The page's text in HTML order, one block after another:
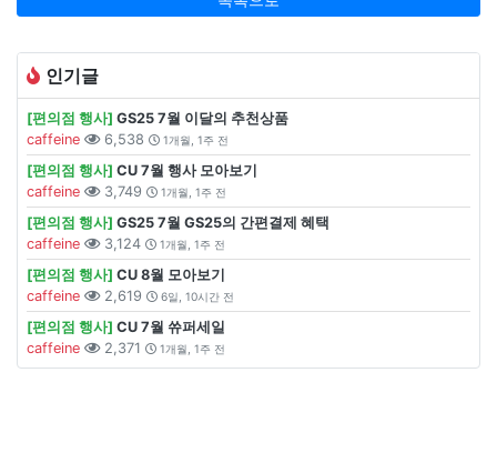
인기글
[편의점 행사] GS25 7월 이달의 추천상품
caffeine
6,538 1개월, 1주 전
[편의점 행사] CU 7월 행사 모아보기
caffeine
3,749 1개월, 1주 전
[편의점 행사] GS25 7월 GS25의 간편결제 혜택
caffeine
3,124 1개월, 1주 전
[편의점 행사] CU 8월 모아보기
caffeine
2,619 6일, 10시간 전
[편의점 행사] CU 7월 쓔퍼세일
caffeine
2,371 1개월, 1주 전